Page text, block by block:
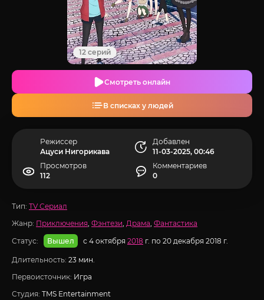
12 серий
Смотреть онлайн
В списках у людей
Режиссер
Ацуси Нигорикава
Добавлен
11-03-2025, 00:46
Просмотров
112
Комментариев
0
Тип: TV Сериал
Жанр: Приключения, Фэнтези, Драма, Фантастика
Статус:
Вышел с 4 октября 2018 г. по 20 декабря 2018 г.
Длительность: 23 мин.
Первоисточник: Игра
Студия: TMS Entertainment